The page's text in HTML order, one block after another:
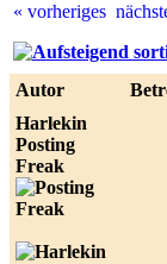
online
live
casino
reviews.
« vorheriges
Autor
Harlekin
Posting
Freak